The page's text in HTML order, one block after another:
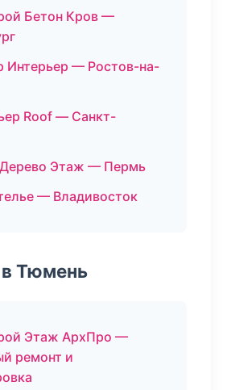
Бетон Кров —
Интерьер — Ростов-на-
Roof — Санкт-
Этаж — Пермь
— Владивосток
Тюмень
Этаж АрхПро —
ремонт и